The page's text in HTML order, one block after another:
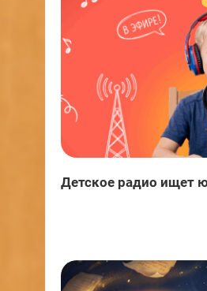
Детское радио ищет